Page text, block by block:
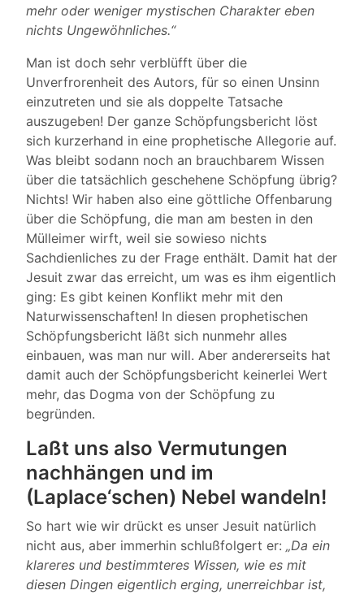
mehr oder weniger mystischen Charakter eben
nichts Ungewöhnliches.“
Man ist doch sehr verblüfft über die
Unverfrorenheit des Autors, für so einen Unsinn
einzutreten und sie als doppelte Tatsache
auszugeben! Der ganze Schöpfungsbericht löst
sich kurzerhand in eine prophetische Allegorie auf.
Was bleibt sodann noch an brauchbarem Wissen
über die tatsächlich geschehene Schöpfung übrig?
Nichts! Wir haben also eine göttliche Offenbarung
über die Schöpfung, die man am besten in den
Mülleimer wirft, weil sie sowieso nichts
Sachdienliches zu der Frage enthält. Damit hat der
Jesuit zwar das erreicht, um was es ihm eigentlich
ging: Es gibt keinen Konflikt mehr mit den
Naturwissenschaften! In diesen prophetischen
Schöpfungsbericht läßt sich nunmehr alles
einbauen, was man nur will. Aber andererseits hat
damit auch der Schöpfungsbericht keinerlei Wert
mehr, das Dogma von der Schöpfung zu
begründen.
Laßt uns also Vermutungen
nachhängen und im
(Laplace‘schen) Nebel wandeln!
So hart wie wir drückt es unser Jesuit natürlich
nicht aus, aber immerhin schlußfolgert er: „Da ein
klareres und bestimmteres Wissen, wie es mit
diesen Dingen eigentlich erging, unerreichbar ist,